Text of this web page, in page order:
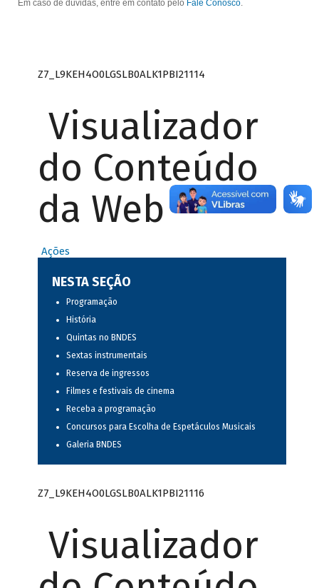
Em caso de dúvidas, entre em contato pelo Fale Conosco.
Z7_L9KEH4O0LGSLB0ALK1PBI21114
Visualizador
do Conteúdo
da Web
Ações
NESTA SEÇÃO
Programação
História
Quintas no BNDES
Sextas instrumentais
Reserva de ingressos
Filmes e festivais de cinema
Receba a programação
Concursos para Escolha de Espetáculos Musicais
Galeria BNDES
Z7_L9KEH4O0LGSLB0ALK1PBI21116
Visualizador